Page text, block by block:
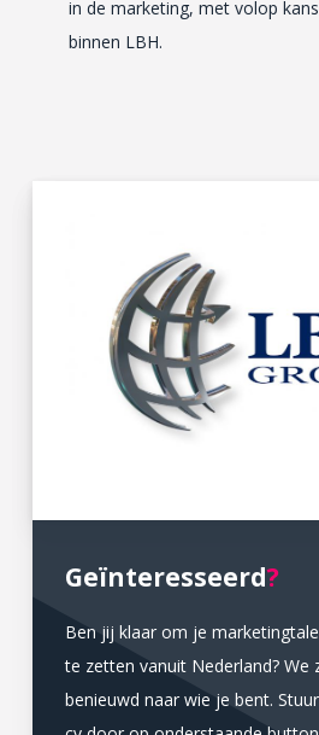
in de marketing, met volop
binnen LBH.
Geïnteresseerd?
Ben jij klaar om je
te zetten vanuit Nederland? We
benieuwd naar wie je bent.